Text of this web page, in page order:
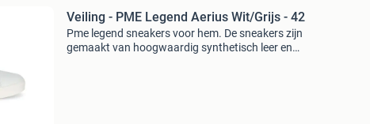
Veiling - PME Legend Aerius Wit/Grijs - 42
Pme legend sneakers voor hem. De sneakers zijn
gemaakt van hoogwaardig synthetisch leer en